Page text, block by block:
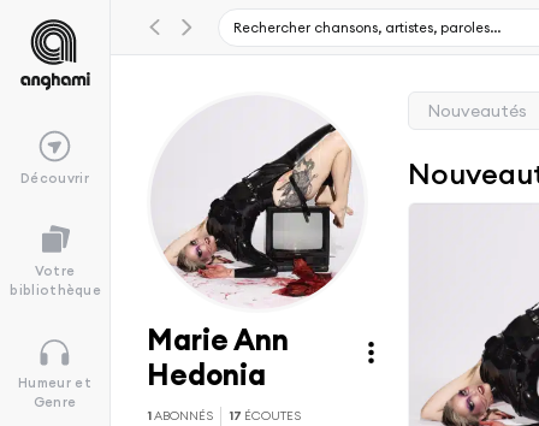
Découvrir
Votre
bibliothèque
Humeur et
Genre
Marie Ann
Hedonia
1ABONNÉS 17 ÉCOUTES
Nouveautés